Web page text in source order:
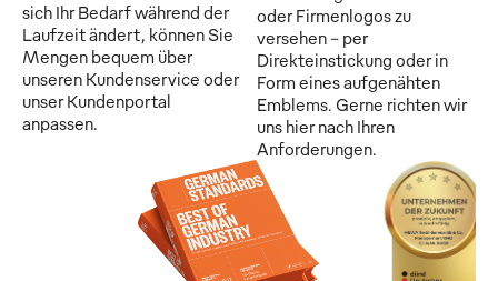
sich Ihr Bedarf während der
Laufzeit ändert, können Sie
Mengen bequem über
unseren Kundenservice oder
unser Kundenportal
anpassen.
oder Firmenlogos zu
versehen - per
Direkteinstickung oder in
Form eines aufgenähten
Emblems. Gerne richten wir
uns hier nach Ihren
Anforderungen.